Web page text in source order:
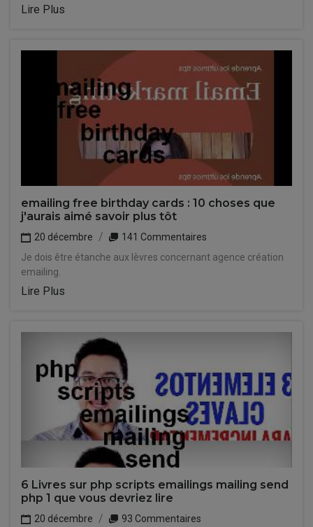
Lire Plus
emailing free birthday cards : 10 choses que
j'aurais aimé savoir plus tôt
20 décembre
141 Commentaires
Je dois être étanche aux lèvres concernant agence création
emailing.
Lire Plus
6 Livres sur php scripts emailings mailing send
php 1 que vous devriez lire
20 décembre
93 Commentaires